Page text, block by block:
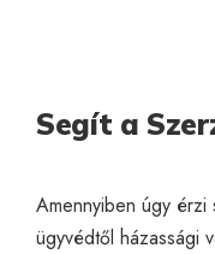
Segít a
Amennyiben úgy
ügyvédtől házassági